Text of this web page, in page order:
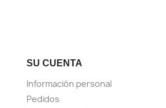
SU CUENTA
Información personal
Pedidos